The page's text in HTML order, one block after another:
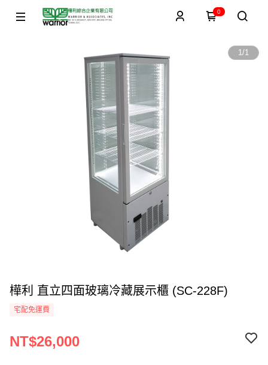
0
1/1
樺利 直立四面玻璃冷藏展示櫃 (SC-228F)
宅配免運費
NT$26,000